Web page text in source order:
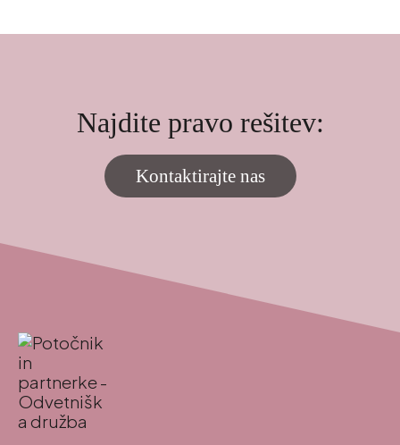
Najdite pravo rešitev:
Kontaktirajte nas